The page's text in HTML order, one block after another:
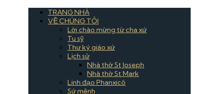
TRANG NHÀ
VỀ CHÚNG TÔI
Lời chào mừng từ cha xứ
Tu sỹ
Thư ký giáo xứ
Lịch sử
Nhà thờ St Joseph
Nhà thờ St Mark
Linh đạo Phanxicô
Sứ mệnh